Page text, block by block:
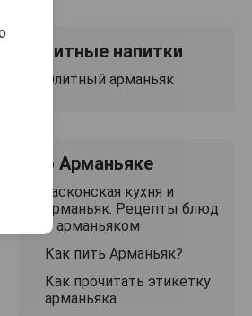
Saint Christeau
Арманьяк Сент
Кристо Миллезимэ
1977 года 0.7л в
18 454 руб.
Арманьяк
1977 года 0.7л
23 229 руб.
Элитные напитки
Элитный арманьяк
Об Арманьяке
Гасконская кухня и
арманьяк. Рецепты блюд
с арманьяком
Как пить Арманьяк?
Как прочитать этикетку
арманьяка